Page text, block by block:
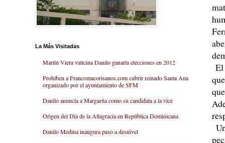
El
La Más Visitadas
Marilú Viera vaticina Danilo ganaría elecciones en 2012
Prohíben a Francomacorisanos.com cubrir reinado Santa Ana
organizado por el ayuntamiento de SFM
Danilo anuncia a Margarita como su candidata a la vice
Origen del Día de la Altagracia en República Dominicana
Danilo Medina inaugura paso a desnivel